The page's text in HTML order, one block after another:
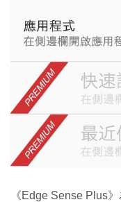
《Edge Sense Plus